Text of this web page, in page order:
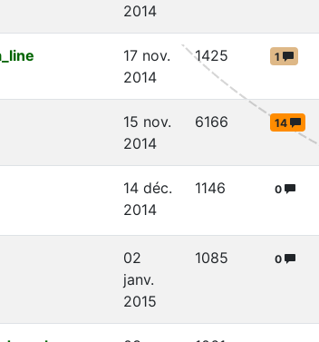
2014
17 nov.
2014
1425 1
15 nov.
2014
6166 14
14 déc.
2014
1146 0
02
janv.
2015
1085 0